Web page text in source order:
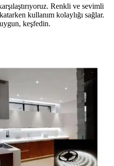
Renkli ve sevimli
kullanım kolaylığı sağlar.
keşfedin.